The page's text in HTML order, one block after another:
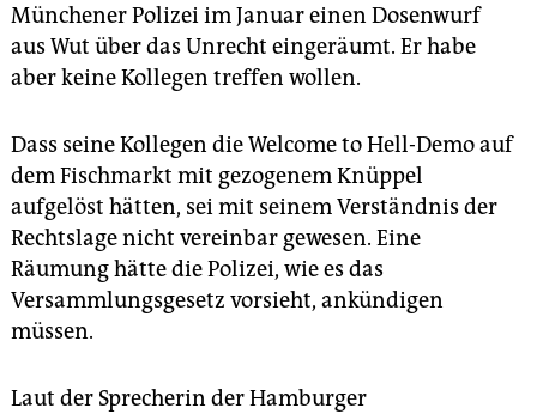
Münchener Polizei im Januar einen Dosenwurf
aus Wut über das Unrecht eingeräumt. Er habe
aber keine Kollegen treffen wollen.
Dass seine Kollegen die Welcome to Hell-Demo auf
dem Fischmarkt mit gezogenem Knüppel
aufgelöst hätten, sei mit seinem Verständnis der
Rechtslage nicht vereinbar gewesen. Eine
Räumung hätte die Polizei, wie es das
Versammlungsgesetz vorsieht, ankündigen
müssen.
Laut der Sprecherin der Hamburger